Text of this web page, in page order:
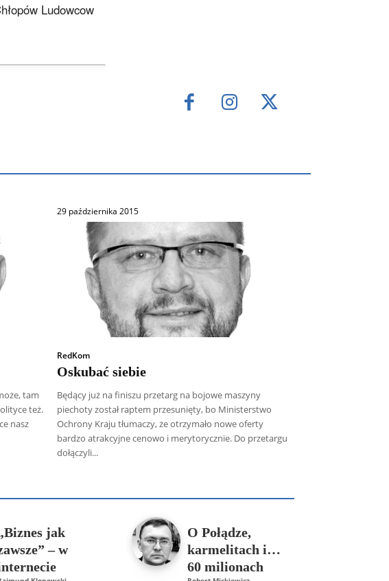
Ludowcow
tam
też.
nasz
29 października 2015
RedKom
Oskubać siebie
Będący już na finiszu przetarg na bojowe maszyny
piechoty został raptem przesunięty, bo Ministerstwo
Ochrony Kraju tłumaczy, że otrzymało nowe oferty
bardzo atrakcyjne cenowo i merytorycznie. Do przetargu
dołączyli...
ks. Jarosław Wąsowicz SDB
jak
– w
O Połądze,
karmelitach i…
60 milionach